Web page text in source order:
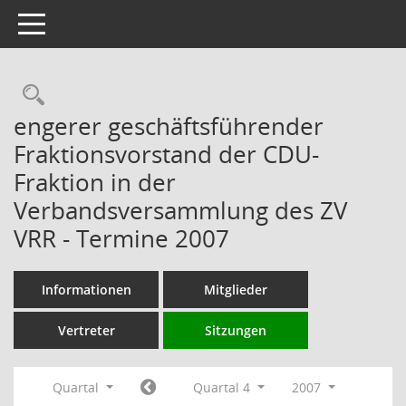
Toggle navigation
Rechercheauswahl
engerer geschäftsführender
Fraktionsvorstand der CDU-
Fraktion in der
Verbandsversammlung des ZV
VRR - Termine 2007
Informationen Mitglieder
Vertreter Sitzungen
Quartal Quartal 4
2007